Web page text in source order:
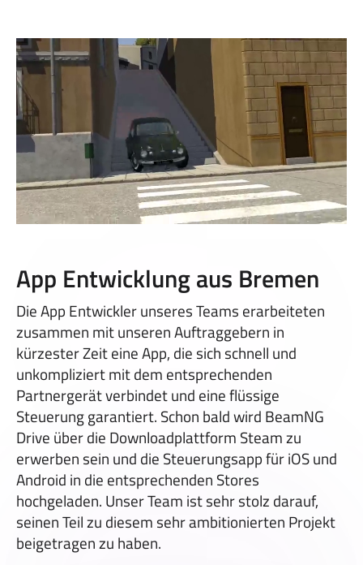
App Entwicklung aus Bremen
Die App Entwickler unseres Teams erarbeiteten
zusammen mit unseren Auftraggebern in
kürzester Zeit eine App, die sich schnell und
unkompliziert mit dem entsprechenden
Partnergerät verbindet und eine flüssige
Steuerung garantiert. Schon bald wird BeamNG
Drive über die Downloadplattform Steam zu
erwerben sein und die Steuerungsapp für iOS und
Android in die entsprechenden Stores
hochgeladen. Unser Team ist sehr stolz darauf,
seinen Teil zu diesem sehr ambitionierten Projekt
beigetragen zu haben.